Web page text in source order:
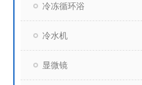
冷冻循环浴
冷水机
显微镜